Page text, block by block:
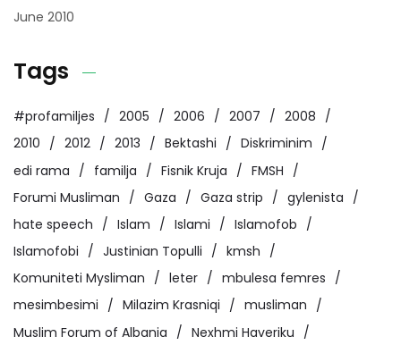
June 2010
Tags
#profamiljes 2005 2006 2007
2008
2010
2012 2013 Bektashi
Diskriminim
edi rama
familja Fisnik Kruja
FMSH
Forumi Musliman
Gaza Gaza strip
gylenista
hate speech
Islam Islami
Islamofob
Islamofobi
Justinian Topulli
kmsh
Komuniteti Mysliman
leter
mbulesa femres
mesimbesimi
Milazim Krasniqi
musliman
Muslim Forum of Albania
Nexhmi Haveriku